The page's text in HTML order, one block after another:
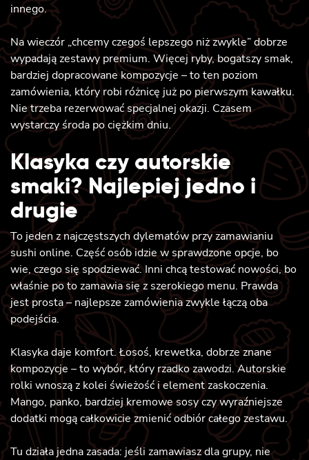
innego.
Na wieczór „chcemy czegoś lepszego niż zwykle” dobrze
wypadają zestawy premium. Więcej ryby, bogatszy smak,
bardziej dopracowane kompozycje – to ten poziom
zamówienia, który robi różnicę już po pierwszym kawałku.
Nie trzeba rezerwować specjalnej okazji. Czasem
wystarczy środa po ciężkim dniu.
Klasyka czy autorskie
smaki? Najlepiej jedno i
drugie
To jeden z najczęstszych dylematów przy zamawianiu
sushi online. Część osób idzie w sprawdzone opcje, bo
wie, czego się spodziewać. Inni chcą testować nowości, bo
właśnie po to zamawia się z szerokiego menu. Prawda
jest prosta – najlepsze zamówienia zwykle łączą oba
podejścia.
Klasyka daje komfort. Łosoś, krewetka, dobrze znane
kompozycje – to wybór, który rzadko zawodzi. Autorskie
rolki wnoszą z kolei świeżość i element zaskoczenia.
Mango, panko, bardziej kremowe sosy czy wyraźniejsze
dodatki mogą całkowicie zmienić odbiór całego zestawu.
Tu działa jedna zasada: jeśli zamawiasz dla grupy, nie